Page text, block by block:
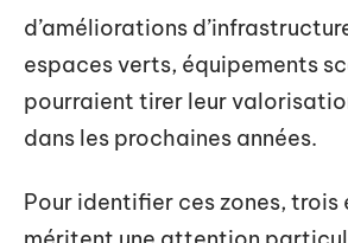
d’améliorations
espaces verts, équipements
pourraient tirer leur
dans les prochaines années.
Pour identifier ces zones, trois